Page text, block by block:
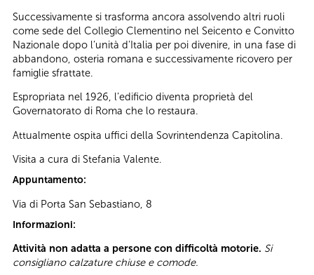
Successivamente si trasforma ancora assolvendo altri ruoli
come sede del Collegio Clementino nel Seicento e Convitto
Nazionale dopo l’unità d’Italia per poi divenire, in una fase di
abbandono, osteria romana e successivamente ricovero per
famiglie sfrattate.
Espropriata nel 1926, l’edificio diventa proprietà del
Governatorato di Roma che lo restaura.
Attualmente ospita uffici della Sovrintendenza Capitolina.
Visita a cura di Stefania Valente.
Appuntamento:
Via di Porta San Sebastiano, 8
Informazioni:
Attività non adatta a persone con difficoltà motorie. Si
consigliano calzature chiuse e comode.